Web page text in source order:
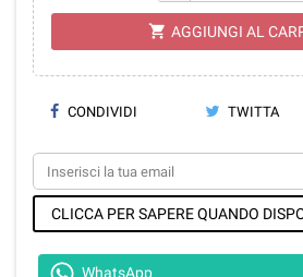
shopping_cart AGGIUNGI AL
CONDIVIDI TWITTA
CLICCA PER SAPERE QUANDO
WhatsApp